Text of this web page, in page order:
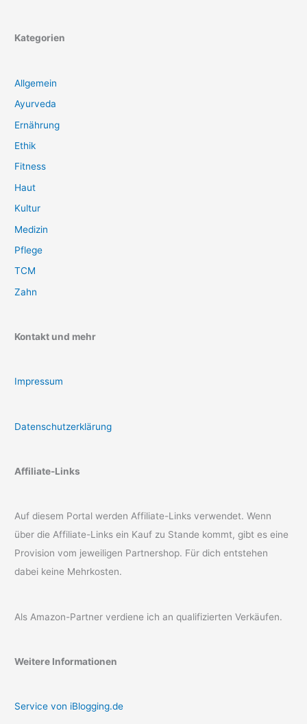
Kategorien
Allgemein
Ayurveda
Ernährung
Ethik
Fitness
Haut
Kultur
Medizin
Pflege
TCM
Zahn
Kontakt und mehr
Impressum
Datenschutzerklärung
Affiliate-Links
Auf diesem Portal werden Affiliate-Links verwendet. Wenn
über die Affiliate-Links ein Kauf zu Stande kommt, gibt es eine
Provision vom jeweiligen Partnershop. Für dich entstehen
dabei keine Mehrkosten.
Als Amazon-Partner verdiene ich an qualifizierten Verkäufen.
Weitere Informationen
Service von iBlogging.de